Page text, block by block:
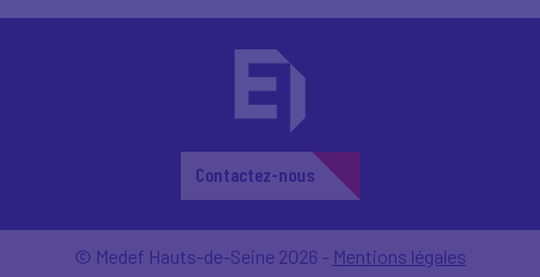
Contactez-nous
© Medef Hauts-de-Seine 2026 - Mentions légales